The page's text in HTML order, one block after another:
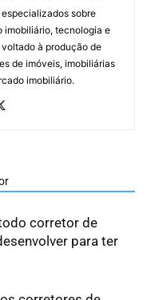
sobre
imobiliário, tecnologia e
à produção de
de imóveis, imobiliárias
imobiliário.
corretor de
para ter